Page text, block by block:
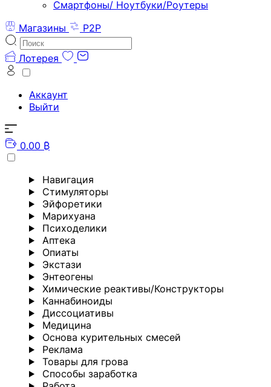
Смартфоны/ Ноутбуки/Роутеры
Магазины
P2P
Лотерея
Аккаунт
Выйти
0.00 ₿
Навигация
Стимуляторы
Эйфоретики
Марихуана
Психоделики
Аптека
Опиаты
Экстази
Энтеогены
Химические реактивы/Конструкторы
Каннабиноиды
Диссоциативы
Медицина
Основа курительных смесей
Реклама
Товары для грова
Способы заработка